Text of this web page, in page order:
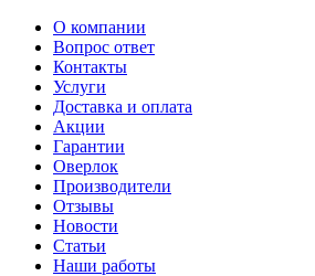
О компании
Вопрос ответ
Контакты
Услуги
Доставка и оплата
Акции
Гарантии
Оверлок
Производители
Отзывы
Новости
Статьи
Наши работы